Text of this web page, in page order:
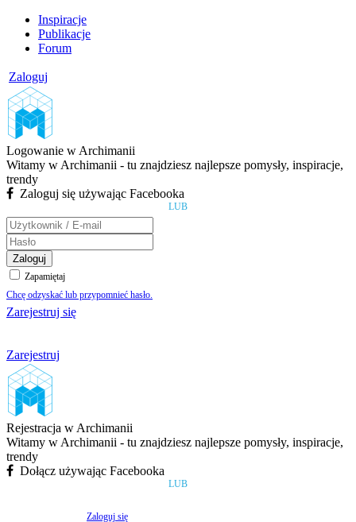
Inspiracje
Publikacje
Forum
Zaloguj
Logowanie w Archimanii
Witamy w Archimanii - tu znajdziesz najlepsze pomysły, inspiracje,
trendy
Zaloguj się używając Facebooka
LUB
Zaloguj
Zapamiętaj
Chcę odzyskać lub przypomnieć hasło.
Zarejestruj się
Zarejestruj
Rejestracja w Archimanii
Witamy w Archimanii - tu znajdziesz najlepsze pomysły, inspiracje,
trendy
Dołącz używając Facebooka
LUB
Zaloguj się